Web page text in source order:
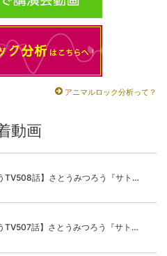
アニマルロック分析って？
動画
【みつろうTV508話】さとうみつろう『サトレル男塾』編④「“毎日”が変わります。楽しく」
【みつろうTV507話】さとうみつろう『サトレル男塾』編③「快楽は“自分のカラダの内側”にしかない」